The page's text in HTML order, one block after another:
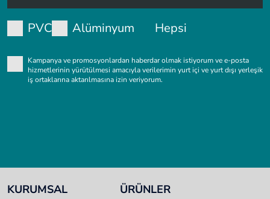
PVC Alüminyum Hepsi
Kampanya ve promosyonlardan haberdar olmak istiyorum ve e-posta
hizmetlerinin yürütülmesi amacıyla verilerimin yurt içi ve yurt dışı yerleşik
iş ortaklarına aktarılmasına izin veriyorum.
KURUMSAL ÜRÜNLER